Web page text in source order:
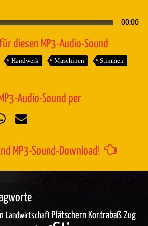
00:00
diesen MP3-Audio-Sound
Handwerk Maschinen Stimmen
Audio-Sound per
MP3-Sound-Download!
Landwirtschaft Plätschern Kontrabaß Zug